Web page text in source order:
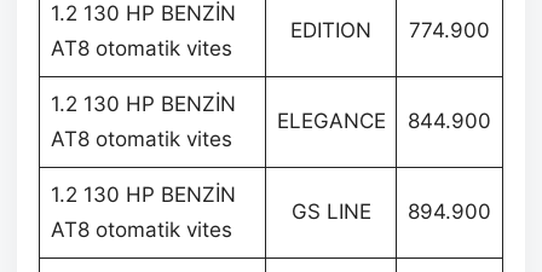
1.2 130 HP BENZİN
AT8 otomatik vites
EDITION 774.900
1.2 130 HP BENZİN
AT8 otomatik vites
ELEGANCE 844.900
1.2 130 HP BENZİN
AT8 otomatik vites
GS LINE 894.900